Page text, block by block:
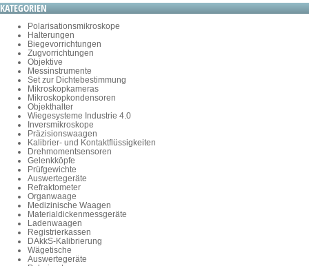
KATEGORIEN
Polarisationsmikroskope
Halterungen
Biegevorrichtungen
Zugvorrichtungen
Objektive
Messinstrumente
Set zur Dichtebestimmung
Mikroskopkameras
Mikroskopkondensoren
Objekthalter
Wiegesysteme Industrie 4.0
Inversmikroskope
Präzisionswaagen
Kalibrier- und Kontaktflüssigkeiten
Drehmomentsensoren
Gelenkköpfe
Prüfgewichte
Auswertegeräte
Refraktometer
Organwaage
Medizinische Waagen
Materialdickenmessgeräte
Ladenwaagen
Registrierkassen
DAkkS-Kalibrierung
Wägetische
Auswertegeräte